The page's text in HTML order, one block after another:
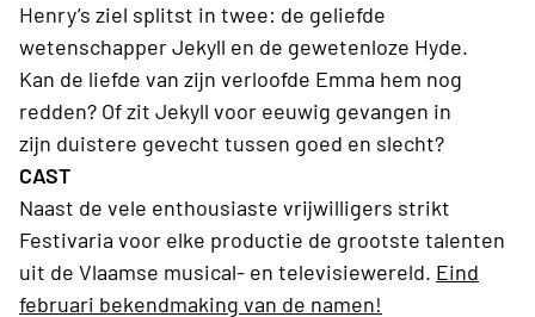
Henry’s ziel splitst in twee: de geliefde
wetenschapper Jekyll en de gewetenloze Hyde.
Kan de liefde van zijn verloofde Emma hem nog
redden? Of zit Jekyll voor eeuwig gevangen in
zijn duistere gevecht tussen goed en slecht?
CAST
Naast de vele enthousiaste vrijwilligers strikt
Festivaria voor elke productie de grootste talenten
uit de Vlaamse musical- en televisiewereld. Eind
februari bekendmaking van de namen!